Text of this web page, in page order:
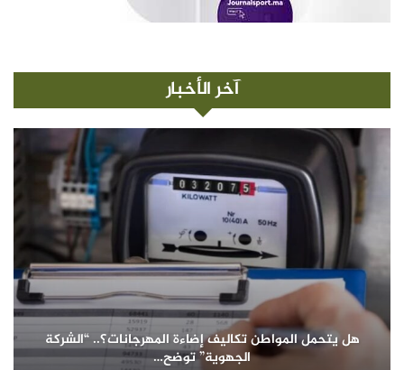
آخر الأخبار
هل يتحمل المواطن تكاليف إضاءة المهرجانات؟.. “الشركة
الجهوية” توضح…